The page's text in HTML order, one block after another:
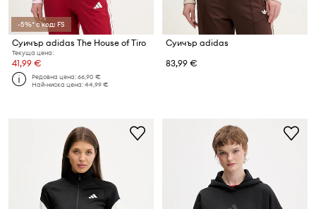
-5%* с код: FS
Суичър adidas The House of Tiro
Текуща цена:
41,99 €
Редовна цена:66,90 €
Най-ниска цена:44,99 €
Суичър adidas
83,99 €